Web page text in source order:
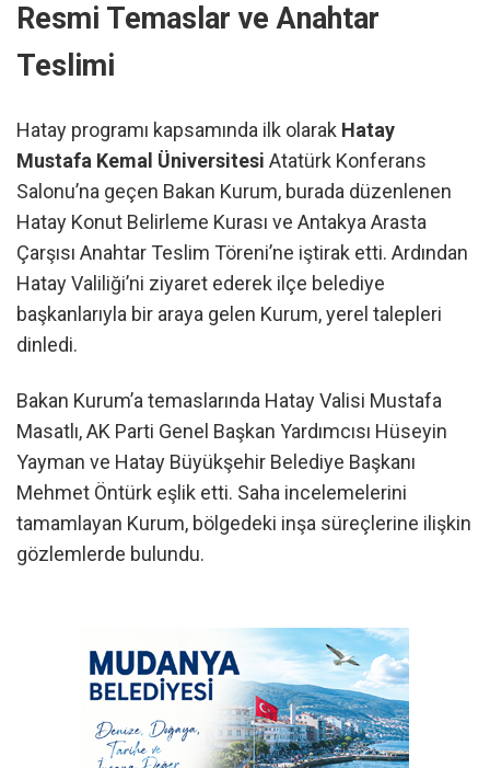
Resmi Temaslar ve Anahtar
Teslimi
Hatay programı kapsamında ilk olarak Hatay
Mustafa Kemal Üniversitesi Atatürk Konferans
Salonu’na geçen Bakan Kurum, burada düzenlenen
Hatay Konut Belirleme Kurası ve Antakya Arasta
Çarşısı Anahtar Teslim Töreni’ne iştirak etti. Ardından
Hatay Valiliği’ni ziyaret ederek ilçe belediye
başkanlarıyla bir araya gelen Kurum, yerel talepleri
dinledi.
Bakan Kurum’a temaslarında Hatay Valisi Mustafa
Masatlı, AK Parti Genel Başkan Yardımcısı Hüseyin
Yayman ve Hatay Büyükşehir Belediye Başkanı
Mehmet Öntürk eşlik etti. Saha incelemelerini
tamamlayan Kurum, bölgedeki inşa süreçlerine ilişkin
gözlemlerde bulundu.